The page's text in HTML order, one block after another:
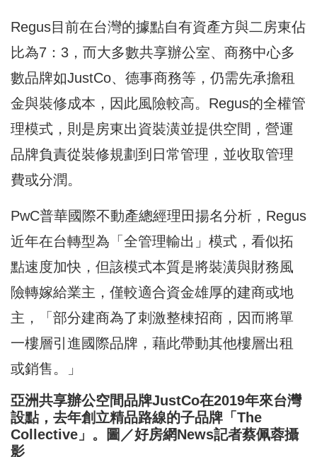
Regus目前在台灣的據點自有資產方與二房東佔
比為7：3，而大多數共享辦公室、商務中心多
數品牌如JustCo、德事商務等，仍需先承擔租
金與裝修成本，因此風險較高。Regus的全權管
理模式，則是房東出資裝潢並提供空間，營運
品牌負責從裝修規劃到日常管理，並收取管理
費或分潤。
PwC普華國際不動產總經理田揚名分析，Regus
近年在台轉型為「全管理輸出」模式，看似拓
點速度加快，但該模式本質是將裝潢與財務風
險轉嫁給業主，僅較適合資金雄厚的建商或地
主，「部分建商為了刺激整棟招商，因而將單
一樓層引進國際品牌，藉此帶動其他樓層出租
或銷售。」
亞洲共享辦公空間品牌JustCo在2019年來台灣
設點，去年創立精品路線的子品牌 「The
Collective」。圖／好房網News記者蔡佩蓉攝
影